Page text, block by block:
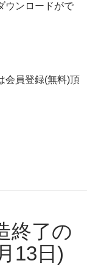
ウンロードがで
会員登録(無料)頂
終了の
13日)